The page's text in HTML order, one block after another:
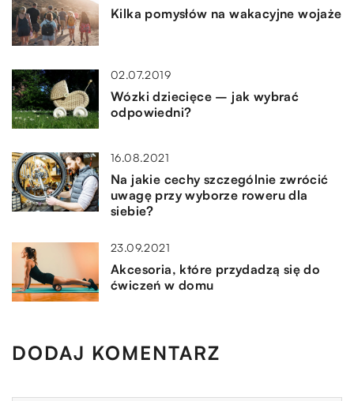
Kilka pomysłów na wakacyjne wojaże
02.07.2019
Wózki dziecięce – jak wybrać
odpowiedni?
16.08.2021
Na jakie cechy szczególnie zwrócić
uwagę przy wyborze roweru dla
siebie?
23.09.2021
Akcesoria, które przydadzą się do
ćwiczeń w domu
DODAJ KOMENTARZ